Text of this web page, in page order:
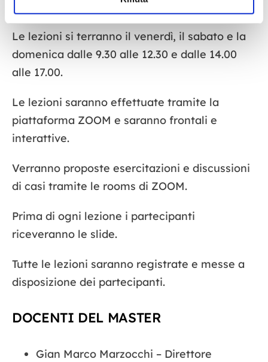
Le lezioni si terranno il venerdì, il sabato e la
domenica dalle 9.30 alle 12.30 e dalle 14.00
alle 17.00.
Le lezioni saranno effettuate tramite la
piattaforma ZOOM e saranno frontali e
interattive.
Verranno proposte esercitazioni e discussioni
di casi tramite le rooms di ZOOM.
Prima di ogni lezione i partecipanti
riceveranno le slide.
Tutte le lezioni saranno registrate e messe a
disposizione dei partecipanti.
DOCENTI DEL MASTER
Gian Marco Marzocchi – Direttore